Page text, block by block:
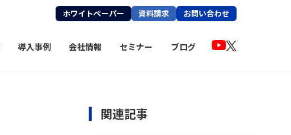
ホワイトペーパー 資料請求 お問い合わせ
導入事例 会社情報 セミナー ブログ
関連記事